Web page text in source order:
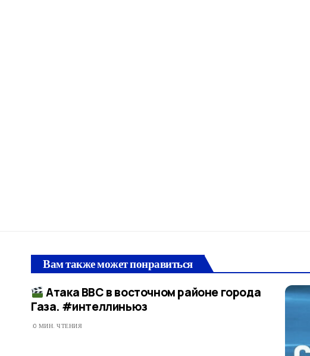
Вам также может понравиться
Атака ВВС в восточном районе города
Газа. #интеллиньюз​
0 МИН. ЧТЕНИЯ